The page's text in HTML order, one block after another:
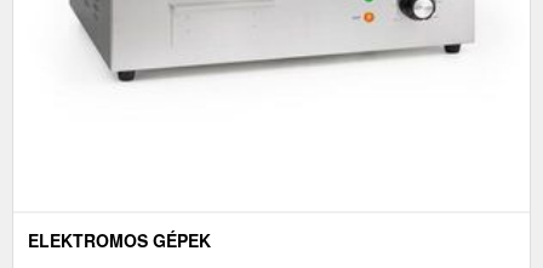
ELEKTROMOS GÉPEK